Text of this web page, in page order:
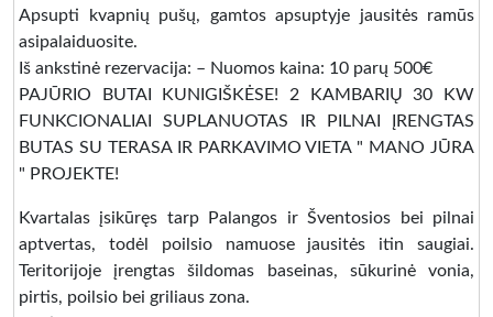
Apsupti kvapnių pušų, gamtos apsuptyje jausitės ramūs
asipalaiduosite.
Iš ankstinė rezervacija: – Nuomos kaina: 10 parų 500€
PAJŪRIO BUTAI KUNIGIŠKĖSE! 2 KAMBARIŲ 30 KW
FUNKCIONALIAI SUPLANUOTAS IR PILNAI ĮRENGTAS
BUTAS SU TERASA IR PARKAVIMO VIETA " MANO JŪRA
" PROJEKTE!
Kvartalas įsikūręs tarp Palangos ir Šventosios bei pilnai
aptvertas, todėl poilsio namuose jausitės itin saugiai.
Teritorijoje įrengtas šildomas baseinas, sūkurinė vonia,
pirtis, poilsio bei griliaus zona.